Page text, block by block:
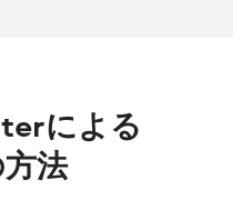
による
法